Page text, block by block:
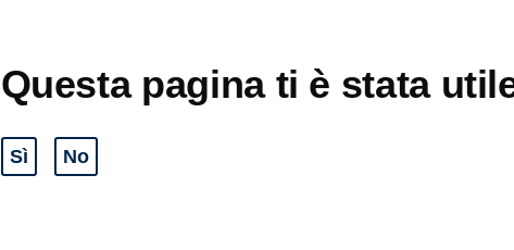
Questa pagina ti è stata
Sì